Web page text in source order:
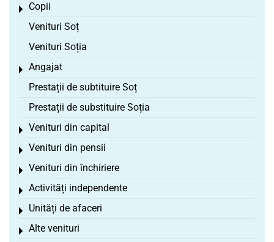
Copii
Toggle menu
Venituri Soț
Venituri Soția
Angajat
Toggle menu
Prestații de subtituire Soț
Prestații de substituire Soția
Venituri din capital
Toggle menu
Venituri din pensii
Toggle menu
Venituri din închiriere
Toggle menu
Activități independente
Toggle menu
Unități de afaceri
Toggle menu
Alte venituri
Toggle menu